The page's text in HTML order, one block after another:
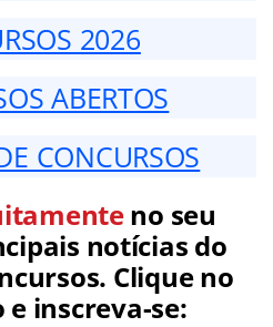
2026
ABERTOS
CONCURSOS
no seu
notícias do
Clique no
inscreva-se: